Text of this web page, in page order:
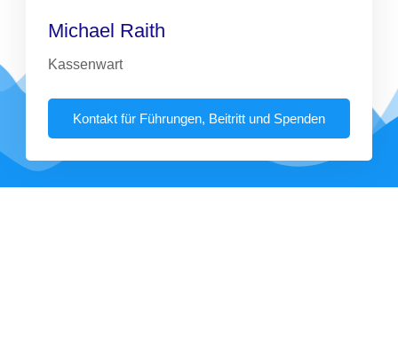
Michael Raith
Kassenwart
Kontakt für Führungen, Beitritt und Spenden